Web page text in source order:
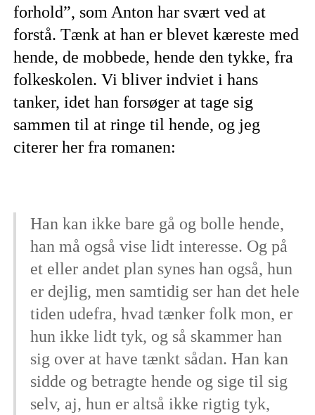
forhold”, som Anton har svært ved at
forstå. Tænk at han er blevet kæreste med
hende, de mobbede, hende den tykke, fra
folkeskolen. Vi bliver indviet i hans
tanker, idet han forsøger at tage sig
sammen til at ringe til hende, og jeg
citerer her fra romanen:
Han kan ikke bare gå og bolle hende,
han må også vise lidt interesse. Og på
et eller andet plan synes han også, hun
er dejlig, men samtidig ser han det hele
tiden udefra, hvad tænker folk mon, er
hun ikke lidt tyk, og så skammer han
sig over at have tænkt sådan. Han kan
sidde og betragte hende og sige til sig
selv, aj, hun er altså ikke rigtig tyk,